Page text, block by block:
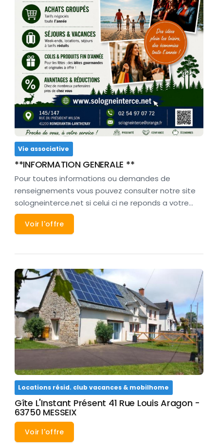
Vie associative
**INFORMATION GENERALE **
Pour toutes informations ou demandes de
renseignements vous pouvez consulter notre site
sologneinterce.net si celui ci ne reponds a votre…
Voir l'offre
Locations résid. club vacances & mobilhome
Gîte L'Instant Présent 41 Rue Louis Aragon -
63750 MESSEIX
Voir l'offre